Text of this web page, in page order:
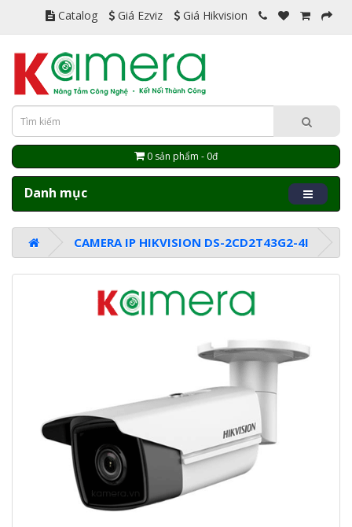
Catalog Giá Ezviz Giá Hikvision
0 sản phẩm - 0đ
Danh mục
CAMERA IP HIKVISION DS-2CD2T43G2-4I